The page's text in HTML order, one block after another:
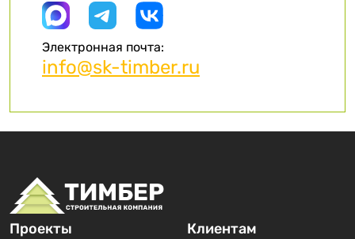
Электронная почта:
info@sk-timber.ru
Проекты Клиентам